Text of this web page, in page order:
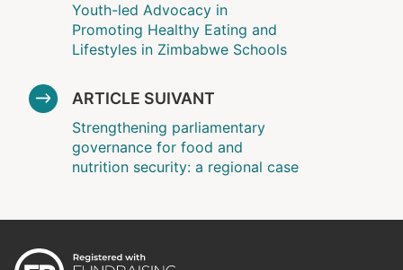
Youth-led Advocacy in
Promoting Healthy Eating and
Lifestyles in Zimbabwe Schools
ARTICLE SUIVANT
Strengthening parliamentary
governance for food and
nutrition security: a regional case